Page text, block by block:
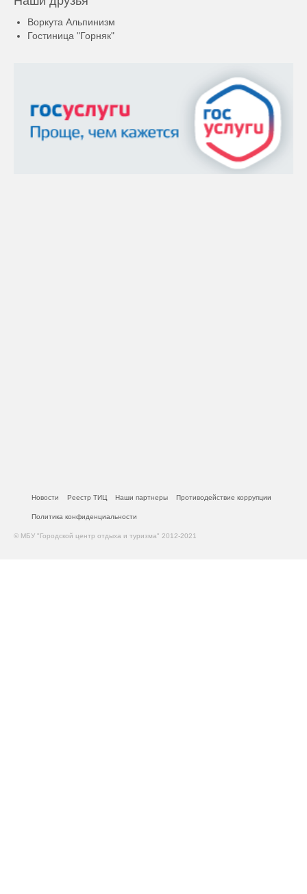
Воркута Альпинизм
Гостиница "Горняк"
Новости Реестр ТИЦ Наши партнеры Противодействие коррупции
Политика конфиденциальности
© МБУ "Городской центр отдыха и туризма" 2012-2021